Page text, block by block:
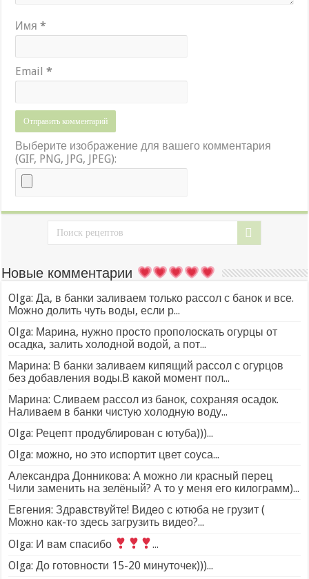
Имя*
Email*
Выберите изображение для вашего комментария
(GIF, PNG, JPG, JPEG):
Новые комментарии
Olga: Да, в банки заливаем только рассол с банок и все.
Можно долить чуть воды, если р...
Olga: Марина, нужно просто прополоскать огурцы от
осадка, залить холодной водой, а пот...
Марина: В банки заливаем кипящий рассол с огурцов
без добавления воды.В какой момент пол...
Марина: Сливаем рассол из банок, сохраняя осадок.
Наливаем в банки чистую холодную воду...
Olga: Рецепт продублирован с ютуба)))...
Olga: можно, но это испортит цвет соуса...
Александра Донникова: А можно ли красный перец
Чили заменить на зелёный? А то у меня его килограмм)...
Евгения: Здравствуйте! Видео с ютюба не грузит (
Можно как-то здесь загрузить видео?...
Olga: И вам спасибо
...
Olga: До готовности 15-20 минуточек)))...